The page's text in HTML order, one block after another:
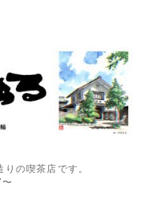
の喫茶店です。